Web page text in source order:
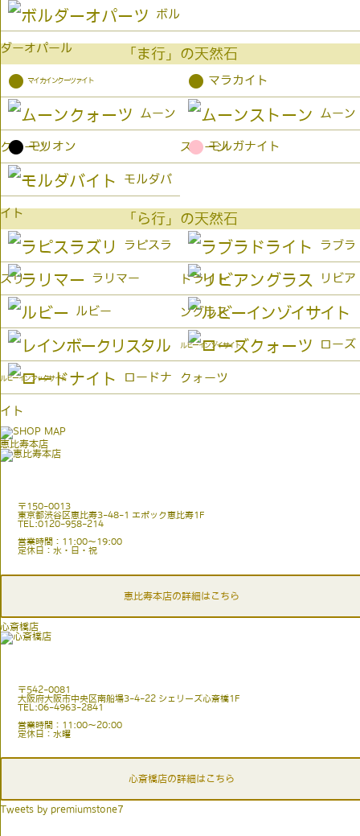
ボル
ダーオパール 「ま行」の天然石
● マイカインクーツァイト ● マラカイト
ムーン
クォーツ
ムーン
ストーン
● モリオン ● モルガナイト
モルダバ
イト 「ら行」の天然石
ラピスラ
ズリ
ラブラ
ドライト
ラリマー リビア
ングラス
ルビー
ルビーインゾイサイト
ルビーインフックサイト
ローズ
クォーツ
ロードナ
イト
恵比寿本店
〒150-0013
東京都渋谷区恵比寿3-48-1 エポック恵比寿1F
TEL:0120-958-214
営業時間：11:00〜19:00
定休日：水・日・祝
恵比寿本店の詳細はこちら
心斎橋店
〒542-0081
大阪府大阪市中央区南船場3-4-22 シェリーズ心斎橋1F
TEL:06-4963-2841
営業時間：11:00〜20:00
定休日：水曜
心斎橋店の詳細はこちら
Tweets by premiumstone7